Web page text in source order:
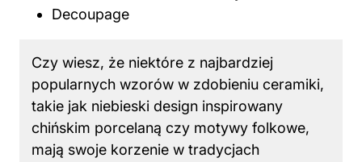
Decoupage
Czy wiesz, że niektóre z najbardziej
popularnych wzorów w zdobieniu ceramiki,
takie jak niebieski design inspirowany
chińskim porcelaną czy motywy folkowe,
mają swoje korzenie w tradycjach